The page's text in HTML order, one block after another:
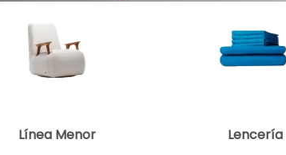
Línea Menor Lencería